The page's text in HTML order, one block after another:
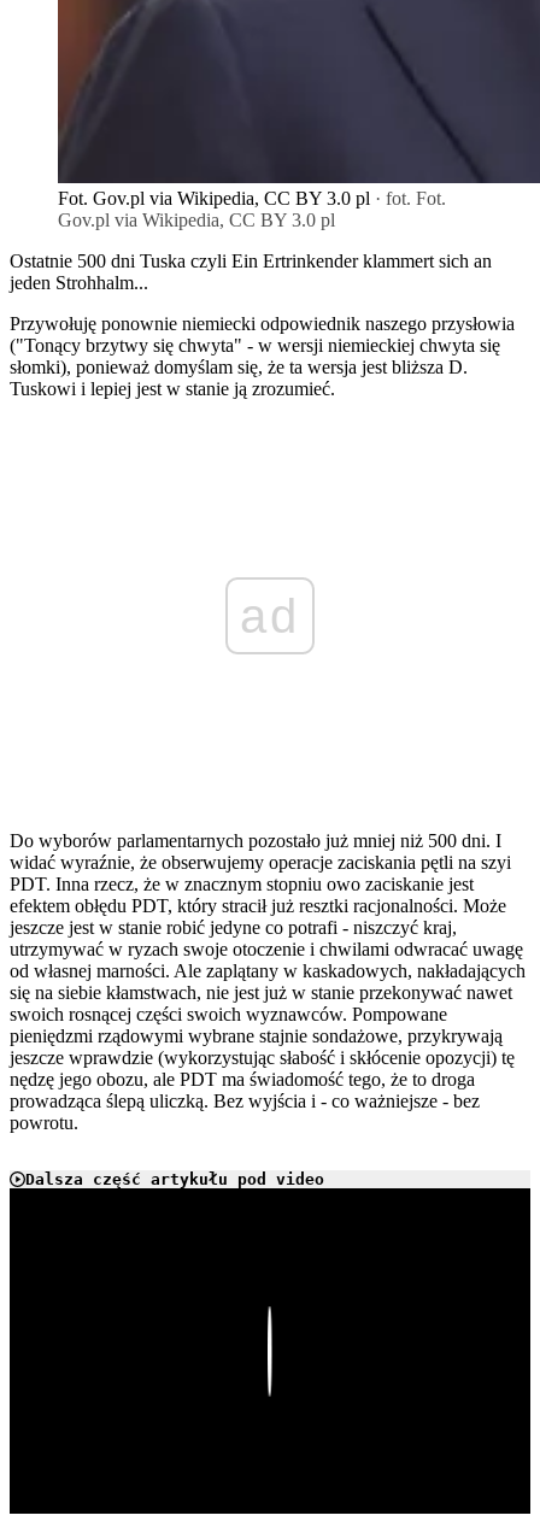
Fot. Gov.pl via Wikipedia, CC BY 3.0 pl · fot. Fot.
Gov.pl via Wikipedia, CC BY 3.0 pl
Ostatnie 500 dni Tuska czyli Ein Ertrinkender klammert sich an
jeden Strohhalm...
Przywołuję ponownie niemiecki odpowiednik naszego przysłowia
("Tonący brzytwy się chwyta" - w wersji niemieckiej chwyta się
słomki), ponieważ domyślam się, że ta wersja jest bliższa D.
Tuskowi i lepiej jest w stanie ją zrozumieć.
ad
Do wyborów parlamentarnych pozostało już mniej niż 500 dni. I
widać wyraźnie, że obserwujemy operacje zaciskania pętli na szyi
PDT. Inna rzecz, że w znacznym stopniu owo zaciskanie jest
efektem obłędu PDT, który stracił już resztki racjonalności. Może
jeszcze jest w stanie robić jedyne co potrafi - niszczyć kraj,
utrzymywać w ryzach swoje otoczenie i chwilami odwracać uwagę
od własnej marności. Ale zaplątany w kaskadowych, nakładających
się na siebie kłamstwach, nie jest już w stanie przekonywać nawet
swoich rosnącej części swoich wyznawców. Pompowane
pieniędzmi rządowymi wybrane stajnie sondażowe, przykrywają
jeszcze wprawdzie (wykorzystując słabość i skłócenie opozycji) tę
nędzę jego obozu, ale PDT ma świadomość tego, że to droga
prowadząca ślepą uliczką. Bez wyjścia i - co ważniejsze - bez
powrotu.
Dalsza część artykułu pod video